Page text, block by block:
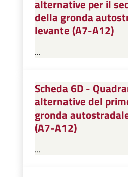
alternative per il
della gronda
levante (A7-A12)
...
Scheda 6D -
alternative del
gronda
(A7-A12)
...